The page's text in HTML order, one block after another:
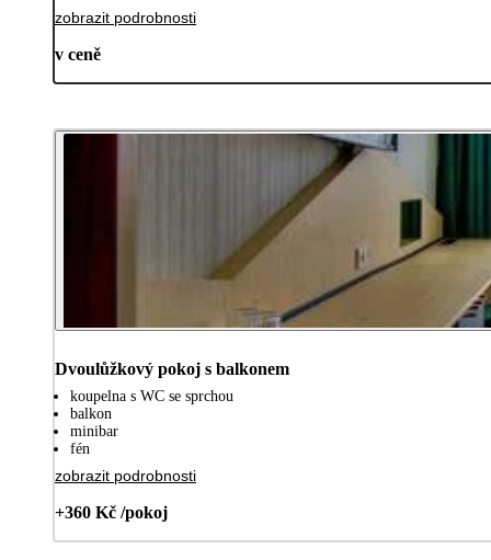
zobrazit podrobnosti
v ceně
Dvoulůžkový pokoj s balkonem
koupelna s WC se sprchou
balkon
minibar
fén
zobrazit podrobnosti
+360 Kč /pokoj